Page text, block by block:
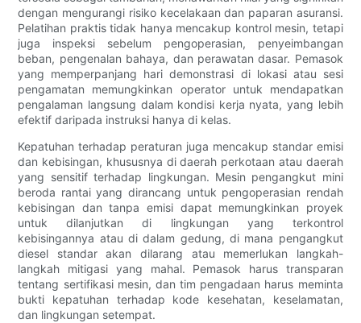
dengan mengurangi risiko kecelakaan dan paparan asuransi.
Pelatihan praktis tidak hanya mencakup kontrol mesin, tetapi
juga inspeksi sebelum pengoperasian, penyeimbangan
beban, pengenalan bahaya, dan perawatan dasar. Pemasok
yang memperpanjang hari demonstrasi di lokasi atau sesi
pengamatan memungkinkan operator untuk mendapatkan
pengalaman langsung dalam kondisi kerja nyata, yang lebih
efektif daripada instruksi hanya di kelas.
Kepatuhan terhadap peraturan juga mencakup standar emisi
dan kebisingan, khususnya di daerah perkotaan atau daerah
yang sensitif terhadap lingkungan. Mesin pengangkut mini
beroda rantai yang dirancang untuk pengoperasian rendah
kebisingan dan tanpa emisi dapat memungkinkan proyek
untuk dilanjutkan di lingkungan yang terkontrol
kebisingannya atau di dalam gedung, di mana pengangkut
diesel standar akan dilarang atau memerlukan langkah-
langkah mitigasi yang mahal. Pemasok harus transparan
tentang sertifikasi mesin, dan tim pengadaan harus meminta
bukti kepatuhan terhadap kode kesehatan, keselamatan,
dan lingkungan setempat.